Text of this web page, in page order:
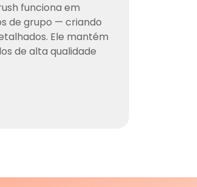
funciona em
de grupo — criando
Ele mantém
de alta qualidade